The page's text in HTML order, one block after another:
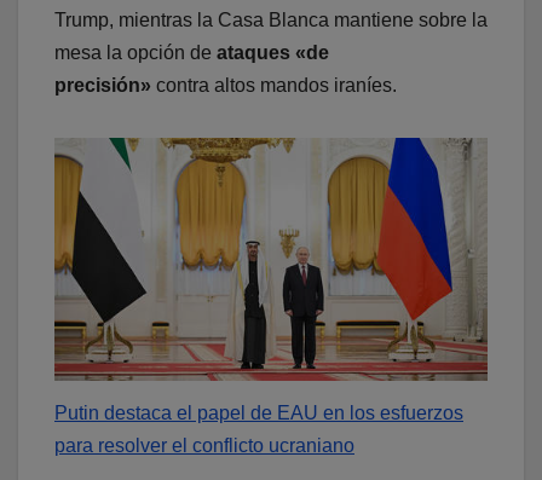
Trump, mientras la Casa Blanca mantiene sobre la
mesa la opción de ataques «de
precisión» contra altos mandos iraníes.
Putin destaca el papel de EAU en los esfuerzos
para resolver el conflicto ucraniano